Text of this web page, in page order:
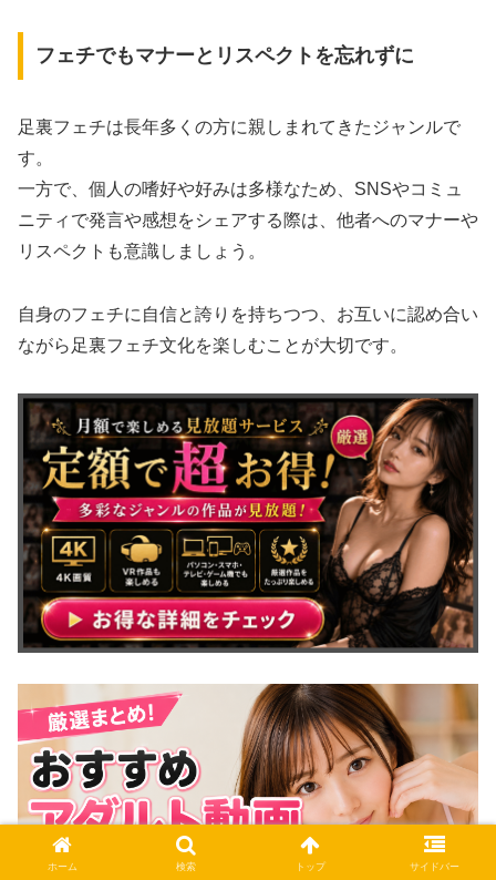
フェチでもマナーとリスペクトを忘れずに
足裏フェチは長年多くの方に親しまれてきたジャンルで
す。
一方で、個人の嗜好や好みは多様なため、SNSやコミュ
ニティで発言や感想をシェアする際は、他者へのマナーや
リスペクトも意識しましょう。
自身のフェチに自信と誇りを持ちつつ、お互いに認め合い
ながら足裏フェチ文化を楽しむことが大切です。
ホーム 検索 トップ サイドバー